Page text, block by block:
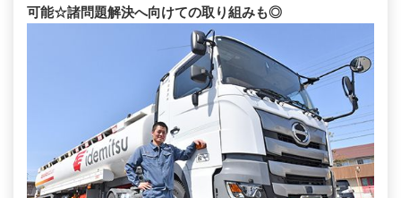
可能☆諸問題解決へ向けての取り組みも◎